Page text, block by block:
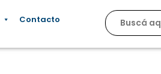
Contacto